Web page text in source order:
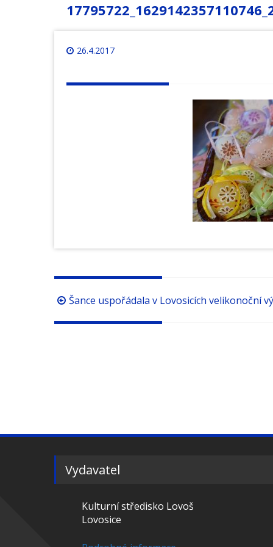
26.4.2017
Procházení
příspěvků
Šance uspořádala v Lovosicích velikonoční
Vydavatel
Kulturní středisko Lovoš
Lovosice